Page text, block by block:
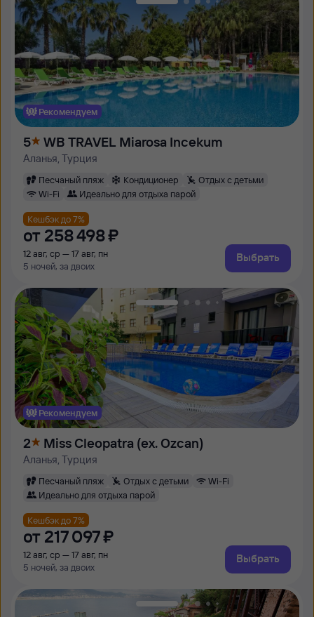
Рекомендуем
5 WB TRAVEL Miarosa Incekum
Аланья, Турция
Песчаный пляж Кондиционер
Отдых с детьми
Wi-Fi
Идеально для отдыха парой
Кешбэк до 7%
от 258 ⁠498 ⁠₽
12 авг, ср — 17 авг, пн
5 ночей, за двоих
Выбрать
Рекомендуем
2 Miss Cleopatra (ex. Ozcan)
Аланья, Турция
Песчаный пляж Отдых с детьми
Wi-Fi
Идеально для отдыха парой
Кешбэк до 7%
от 217 ⁠097 ⁠₽
12 авг, ср — 17 авг, пн
5 ночей, за двоих
Выбрать